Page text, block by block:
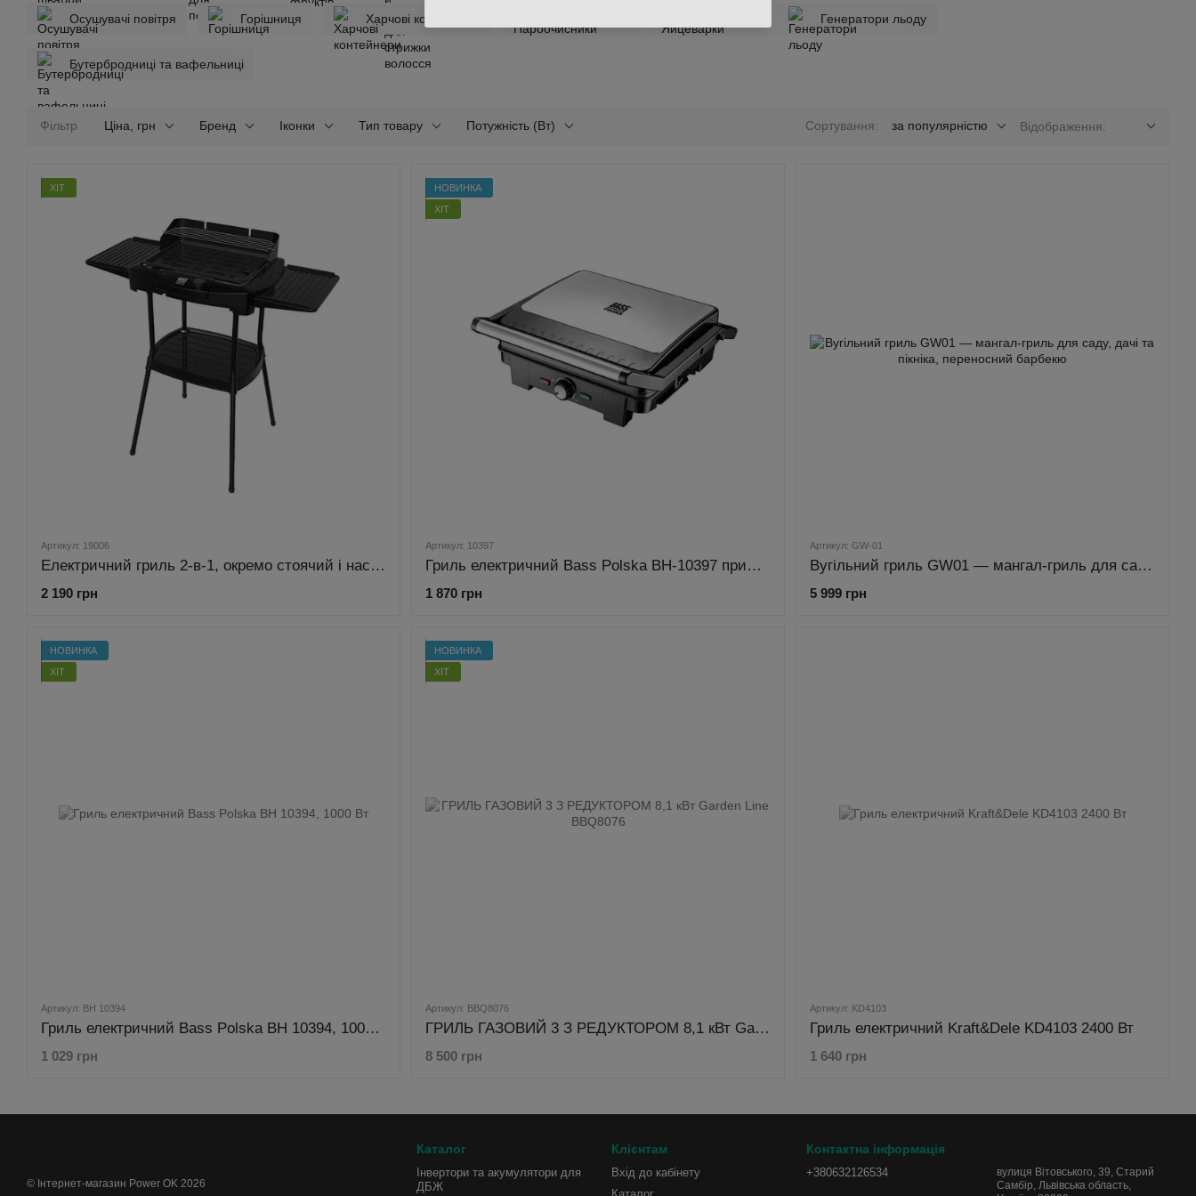
Осушувачі повітря Горішниця Харчові контейнери Генератори льоду
Бутербродниці та вафельниці
Фільтр Ціна, грн Бренд Іконки Тип товару Потужність (Вт) Сортування: за популярністю Відображення:
ХІТ
Артикул: 19006
Електричний гриль 2-в-1, окремо стоячий і настільний, 40 x 29 см Bass Polska BH 19006
2 190 грн
НОВИНКА
ХІТ
Артикул: 10397
Гриль електричний Bass Polska BH-10397 прижимний, 2500 Вт
1 870 грн
Артикул: GW-01
Вугільний гриль GW01 — мангал-гриль для саду, дачі та пікніка, переносний барбекю
5 999 грн
НОВИНКА
ХІТ
Артикул: BH 10394
Гриль електричний Bass Polska BH 10394, 1000 Вт
1 029 грн
НОВИНКА
ХІТ
Артикул: BBQ8076
ГРИЛЬ ГАЗОВИЙ 3 З РЕДУКТОРОМ 8,1 кВт Garden Line BBQ8076
8 500 грн
Артикул: KD4103
Гриль електричний Kraft&Dele KD4103 2400 Вт
1 640 грн
© Інтернет-магазин Power OK 2026
Каталог
Інвертори та акумулятори для
ДБЖ
Клієнтам
Вхід до кабінету
Контактна інформація
+380632126534
вулиця Вітовського, 39, Старий
Самбір, Львівська область,